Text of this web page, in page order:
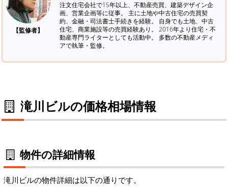
【監修者】
注文住宅会社で15年以上、不動産売買、建築デザイン企
画、営業企画等に従事。 主に土地や中古住宅の売買契
約、金融・司法書士手続きを経験。 自身でも土地、中古
住宅、商業施設等の売買経験あり。 2016年より住宅・不
動産専門ライターとしても活動中。 多数の不動産メディ
アで執筆・監修。
滝川ビルの価格相場情報
物件の詳細情報
滝川ビルの物件詳細は以下の通りです。